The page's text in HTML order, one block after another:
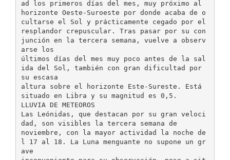
ad los primeros días del mes, muy próximo al
horizonte Oeste-Suroeste por donde acaba de o
cultarse el Sol y prácticamente cegado por el
resplandor crepuscular. Tras pasar por su con
junción en la tercera semana, vuelve a observ
arse los
últimos días del mes muy poco antes de la sal
ida del Sol, también con gran dificultad por
su escasa
altura sobre el horizonte Este-Sureste. Está
situado en Libra y su magnitud es 0,5.
LLUVIA DE METEOROS
Las Leónidas, que destacan por su gran veloci
dad, son visibles la tercera semana de
noviembre, con la mayor actividad la noche de
l 17 al 18. La Luna menguante no supone un gr
ave